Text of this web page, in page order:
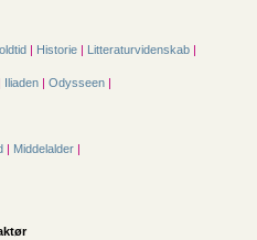
| Historie | Litteraturvidenskab |
Iliaden | Odysseen |
| Middelalder |